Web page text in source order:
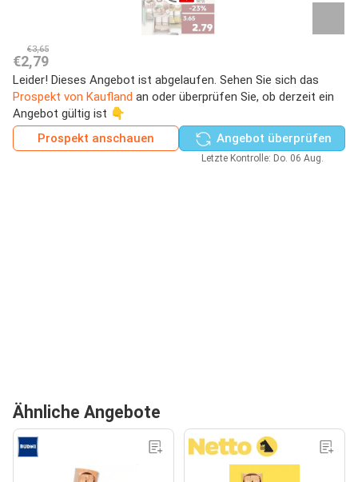
€3,65
€2,79
Leider! Dieses Angebot ist abgelaufen. Sehen Sie sich das
Prospekt von Kaufland an oder überprüfen Sie, ob derzeit ein
Angebot gültig ist 👇
Prospekt anschauen
Angebot überprüfen
Letzte Kontrolle: Do. 06 Aug.
Ähnliche Angebote